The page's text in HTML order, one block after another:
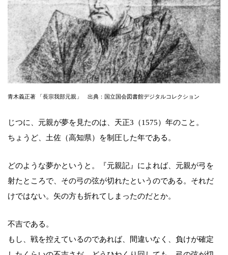
青木義正著 「長宗我部元親」 出典：国立国会図書館デジタルコレクション
じつに、元親が夢を見たのは、天正3（1575）年のこと。
ちょうど、土佐（高知県）を制圧した年である。
どのような夢かというと。『元親記』によれば、元親が弓を
射たところで、その弓の弦が切れたというのである。それだ
けではない。矢の方も折れてしまったのだとか。
不吉である。
もし、戦を控えているのであれば、間違いなく、負けが確定